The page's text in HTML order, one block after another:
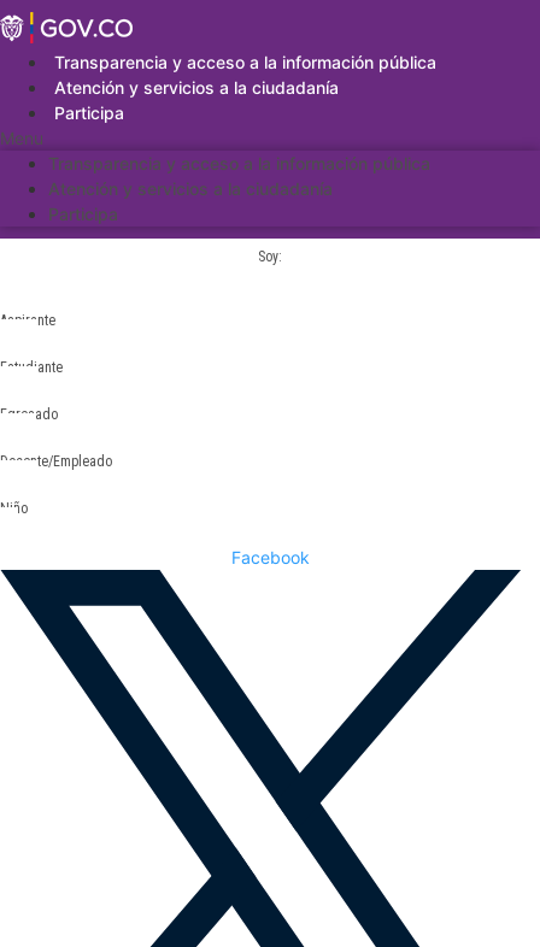
Saltar
al
contenidoTransparencia y acceso a la información pública
Atención y servicios a la ciudadanía
Participa
Menu
Transparencia y acceso a la información pública
Atención y servicios a la ciudadanía
Participa
Soy:
Aspirante
Estudiante
Egresado
Docente/Empleado
Niño
Facebook